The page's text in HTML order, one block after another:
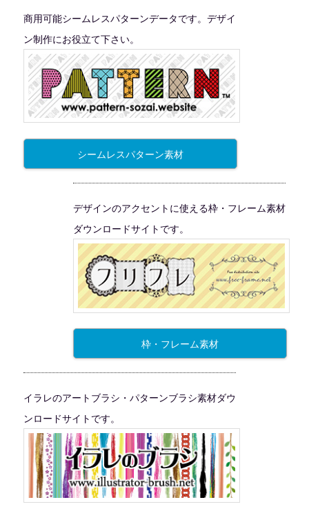
商用可能シームレスパターンデータです。デザイ
ン制作にお役立て下さい。
シームレスパターン素材
デザインのアクセントに使える枠・フレーム素材
ダウンロードサイトです。
枠・フレーム素材
イラレのアートブラシ・パターンブラシ素材ダウ
ンロードサイトです。